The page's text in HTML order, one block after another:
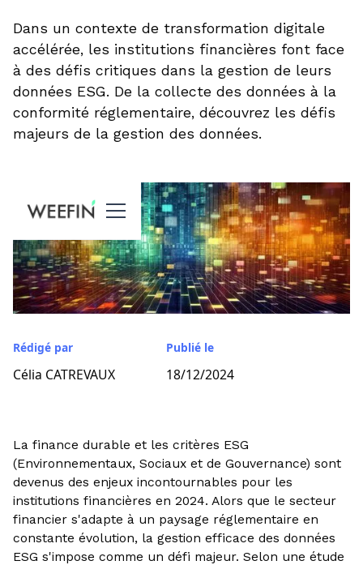
Dans un contexte de transformation digitale
accélérée, les institutions financières font face
à des défis critiques dans la gestion de leurs
données ESG. De la collecte des données à la
conformité réglementaire, découvrez les défis
majeurs de la gestion des données.
Rédigé par
Célia CATREVAUX
Publié le
18/12/2024
La finance durable et les critères ESG
(Environnementaux, Sociaux et de Gouvernance) sont
devenus des enjeux incontournables pour les
institutions financières en 2024. Alors que le secteur
financier s'adapte à un paysage réglementaire en
constante évolution, la gestion efficace des données
ESG s'impose comme un défi majeur. Selon une étude